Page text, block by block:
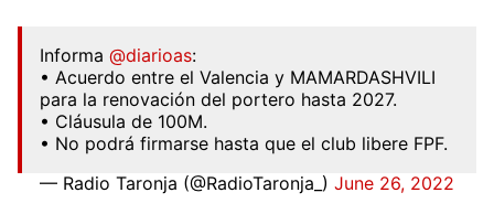
Informa @diarioas:
• Acuerdo entre el Valencia y MAMARDASHVILI
para la renovación del portero hasta 2027.
• Cláusula de 100M.
• No podrá firmarse hasta que el club libere FPF.
— Radio Taronja (@RadioTaronja_) June 26, 2022